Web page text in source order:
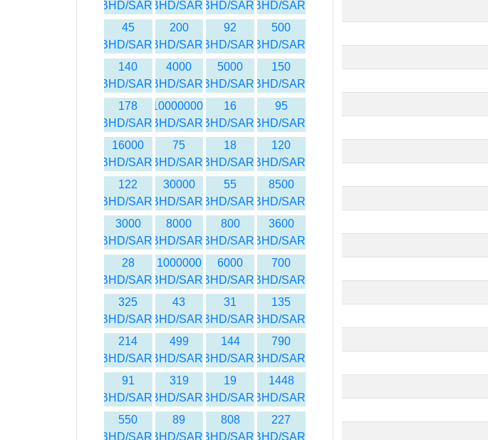
BHD/SAR
BHD/SAR
BHD/SAR
BHD/SAR
500
BHD/SAR
92
BHD/SAR
200
BHD/SAR
45
BHD/SAR
150
BHD/SAR
5000
BHD/SAR
4000
BHD/SAR
140
BHD/SAR
95
BHD/SAR
16
BHD/SAR
10000000
BHD/SAR
178
BHD/SAR
120
BHD/SAR
18
BHD/SAR
75
BHD/SAR
16000
BHD/SAR
8500
BHD/SAR
55
BHD/SAR
30000
BHD/SAR
122
BHD/SAR
3600
BHD/SAR
800
BHD/SAR
8000
BHD/SAR
3000
BHD/SAR
700
BHD/SAR
6000
BHD/SAR
1000000
BHD/SAR
28
BHD/SAR
135
BHD/SAR
31
BHD/SAR
43
BHD/SAR
325
BHD/SAR
790
BHD/SAR
144
BHD/SAR
499
BHD/SAR
214
BHD/SAR
1448
BHD/SAR
19
BHD/SAR
319
BHD/SAR
91
BHD/SAR
227
BHD/SAR
808
BHD/SAR
89
BHD/SAR
550
BHD/SAR